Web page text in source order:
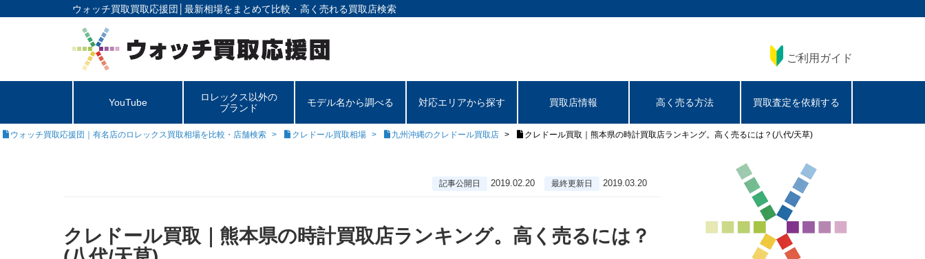
ウォッチ買取買取応援団│ 最新相場をまとめて比較・高く売れる買取店検索
ご利用ガイド
YouTube
ロレックス以外の
ブランド
モデル名から調べる 対応エリアから探す 買取店情報 高く売る方法 買取査定を依頼する
ウォッチ買取応援団｜有名店のロレックス買取相場を比較・店舗検索 クレドール買取相場 九州沖縄のクレドール買取店 クレドール買取｜熊本県の時計買取店ランキング。高く売るには？(八代/天草)
記事公開日 2019.02.20 最終更新日 2019.03.20
クレドール買取｜熊本県の時計買取店ランキング。高く売るには？